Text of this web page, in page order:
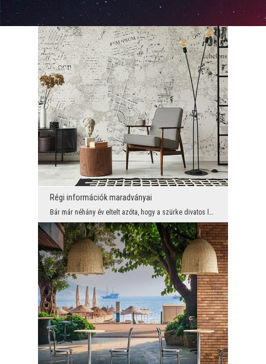
Régi információk maradványai
Bár már néhány év eltelt azóta, hogy a szürke divatos lett enteriőreinkben, el kell ismerni, hogy...